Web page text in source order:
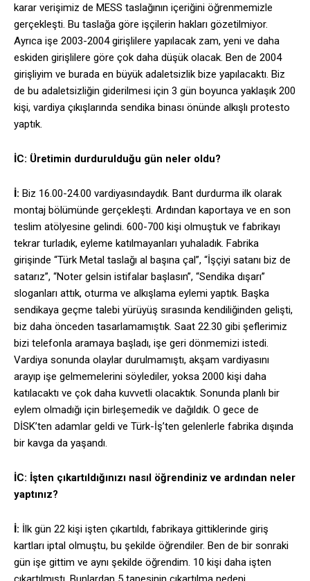
karar verişimiz de MESS taslağının içeriğini öğrenmemizle
gerçekleşti. Bu taslağa göre işçilerin hakları gözetilmiyor.
Ayrıca işe 2003-2004 girişlilere yapılacak zam, yeni ve daha
eskiden girişlilere göre çok daha düşük olacak. Ben de 2004
girişliyim ve burada en büyük adaletsizlik bize yapılacaktı. Biz
de bu adaletsizliğin giderilmesi için 3 gün boyunca yaklaşık 200
kişi, vardiya çıkışlarında sendika binası önünde alkışlı protesto
yaptık.
İC: Üretimin durdurulduğu gün neler oldu?
İ: Biz 16.00-24.00 vardiyasındaydık. Bant durdurma ilk olarak
montaj bölümünde gerçekleşti. Ardından kaportaya ve en son
teslim atölyesine gelindi. 600-700 kişi olmuştuk ve fabrikayı
tekrar turladık, eyleme katılmayanları yuhaladık. Fabrika
girişinde “Türk Metal taslağı al başına çal”, “İşçiyi satanı biz de
satarız”, “Noter gelsin istifalar başlasın”, “Sendika dışarı”
sloganları attık, oturma ve alkışlama eylemi yaptık. Başka
sendikaya geçme talebi yürüyüş sırasında kendiliğinden gelişti,
biz daha önceden tasarlamamıştık. Saat 22.30 gibi şeflerimiz
bizi telefonla aramaya başladı, işe geri dönmemizi istedi.
Vardiya sonunda olaylar durulmamıştı, akşam vardiyasını
arayıp işe gelmemelerini söylediler, yoksa 2000 kişi daha
katılacaktı ve çok daha kuvvetli olacaktık. Sonunda planlı bir
eylem olmadığı için birleşemedik ve dağıldık. O gece de
DİSK’ten adamlar geldi ve Türk-İş’ten gelenlerle fabrika dışında
bir kavga da yaşandı.
İC: İşten çıkartıldığınızı nasıl öğrendiniz ve ardından neler
yaptınız?
İ: İlk gün 22 kişi işten çıkartıldı, fabrikaya gittiklerinde giriş
kartları iptal olmuştu, bu şekilde öğrendiler. Ben de bir sonraki
gün işe gittim ve aynı şekilde öğrendim. 10 kişi daha işten